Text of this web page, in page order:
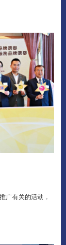
广有关的活动，